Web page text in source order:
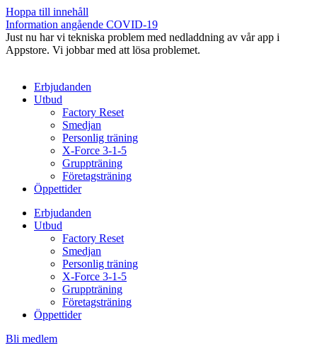
Hoppa till innehåll
Information angående COVID-19
Just nu har vi tekniska problem med nedladdning av vår app i
Appstore. Vi jobbar med att lösa problemet.
Erbjudanden
Utbud
Factory Reset
Smedjan
Personlig träning
X-Force 3-1-5
Gruppträning
Företagsträning
Öppettider
Erbjudanden
Utbud
Factory Reset
Smedjan
Personlig träning
X-Force 3-1-5
Gruppträning
Företagsträning
Öppettider
Bli medlem